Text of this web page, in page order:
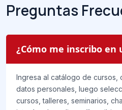
Preguntas Frecu
¿Cómo me inscribo en
Ingresa al catálogo de cursos,
datos personales, luego
cursos, talleres, seminarios,